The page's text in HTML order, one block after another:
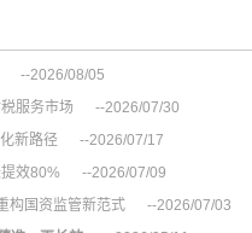
--2026/08/05
服务市场
--2026/07/30
新路径
--2026/07/17
效80%
--2026/07/09
构国资监管新范式
--2026/07/03